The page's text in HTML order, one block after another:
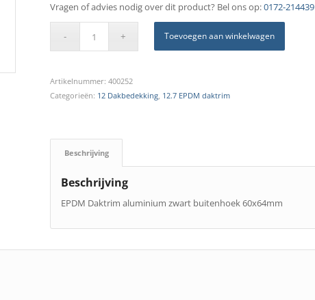
Vragen of advies nodig over dit product? Bel ons op:0172-214439
Toevoegen aan winkelwagen
Artikelnummer: 400252
Categorieën: 12 Dakbedekking, 12.7 EPDM daktrim
Beschrijving
Beschrijving
EPDM Daktrim aluminium zwart buitenhoek 60x64mm